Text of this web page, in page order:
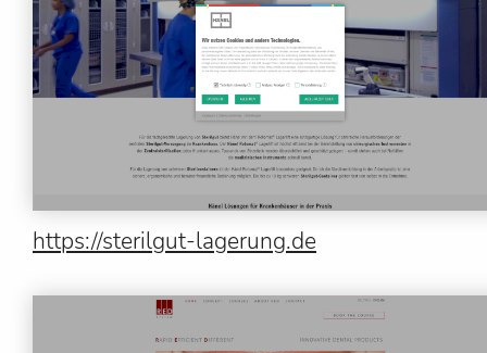
https://sterilgut-lagerung.de